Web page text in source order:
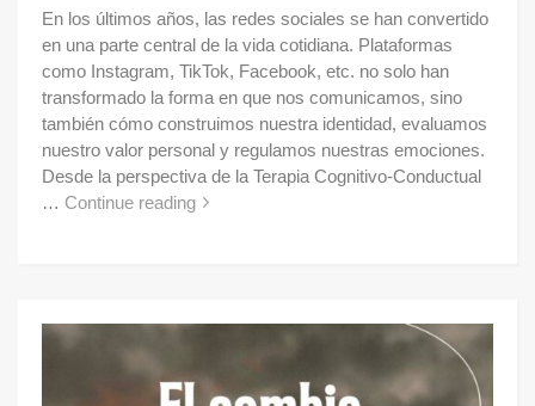
En los últimos años, las redes sociales se han convertido
en una parte central de la vida cotidiana. Plataformas
como Instagram, TikTok, Facebook, etc. no solo han
transformado la forma en que nos comunicamos, sino
también cómo construimos nuestra identidad, evaluamos
nuestro valor personal y regulamos nuestras emociones.
Desde la perspectiva de la Terapia Cognitivo-Conductual
… Continue reading